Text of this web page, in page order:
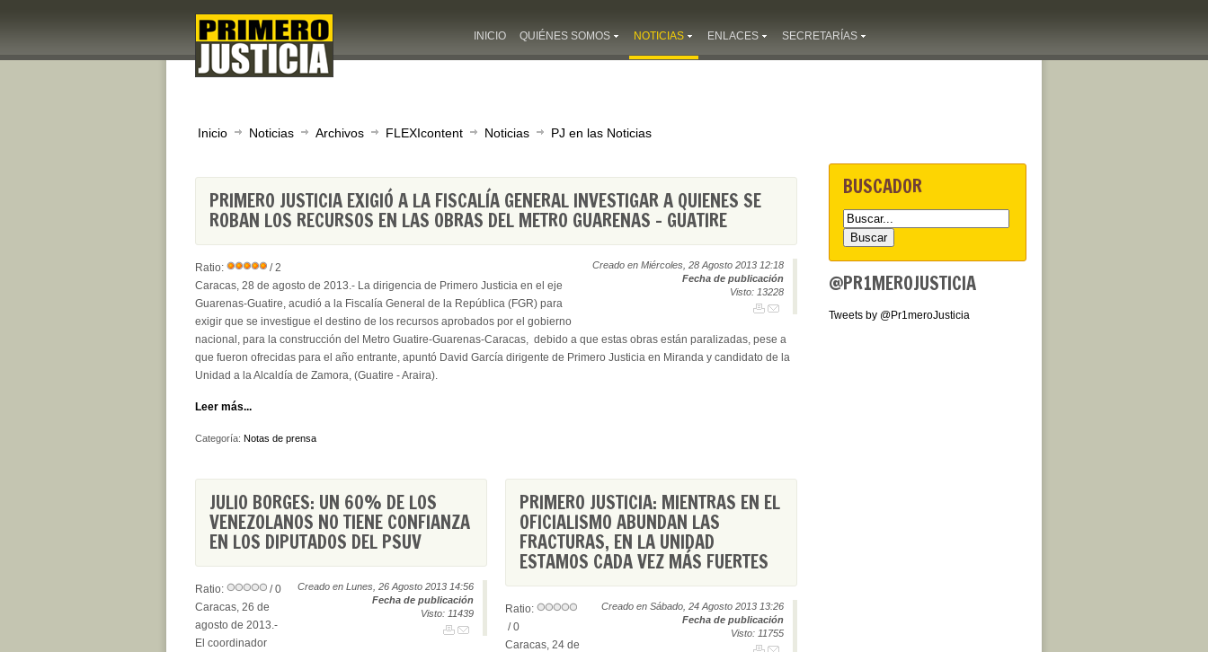
INICIO QUIÉNES SOMOS NOTICIAS ENLACES SECRETARÍAS
Inicio Noticias Archivos FLEXIcontent Noticias PJ en las Noticias
PRIMERO JUSTICIA EXIGIÓ A LA FISCALÍA GENERAL INVESTIGAR A QUIENES SE
ROBAN LOS RECURSOS EN LAS OBRAS DEL METRO GUARENAS – GUATIRE
Creado en Miércoles, 28 Agosto 2013 12:18
Fecha de publicación
Visto: 13228
Ratio:
/ 2
Caracas, 28 de agosto de 2013.- La dirigencia de Primero Justicia en el eje
Guarenas-Guatire, acudió a la Fiscalía General de la República (FGR) para
exigir que se investigue el destino de los recursos aprobados por el gobierno
nacional, para la construcción del Metro Guatire-Guarenas-Caracas, debido a que estas obras están paralizadas, pese a
que fueron ofrecidas para el año entrante, apuntó David García dirigente de Primero Justicia en Miranda y candidato de la
Unidad a la Alcaldía de Zamora, (Guatire - Araira).
Leer más...
Categoría: Notas de prensa
JULIO BORGES: UN 60% DE LOS
VENEZOLANOS NO TIENE CONFIANZA
EN LOS DIPUTADOS DEL PSUV
Creado en Lunes, 26 Agosto 2013 14:56
Fecha de publicación
Visto: 11439
Ratio:
/ 0
Caracas, 26 de
agosto de 2013.-
El coordinador
PRIMERO JUSTICIA: MIENTRAS EN EL
OFICIALISMO ABUNDAN LAS
FRACTURAS, EN LA UNIDAD
ESTAMOS CADA VEZ MÁS FUERTES
Creado en Sábado, 24 Agosto 2013 13:26
Fecha de publicación
Visto: 11755
Ratio:
/ 0
Caracas, 24 de
BUSCADOR
@PR1MEROJUSTICIA
Tweets by @Pr1meroJusticia